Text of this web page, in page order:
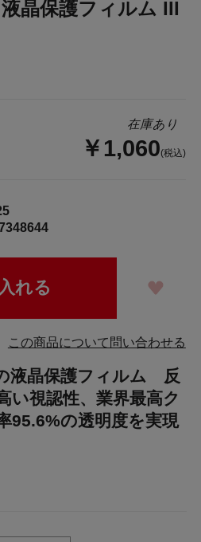
晶保護フィルム III
在庫あり
￥1,060(税込)
この商品について問い合わせる
液晶保護フィルム 反
い視認性、業界最高ク
95.6%の透明度を実現